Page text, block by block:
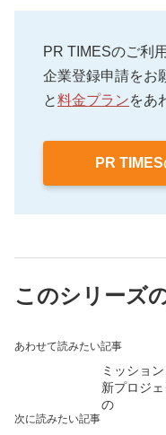
PR TIMESのご利
企業登録申請をお
と料金プランをあ
PR
このシリーズ
あわせて読みたい記事
ミッショ
新プロジ
の
次に読みたい記事